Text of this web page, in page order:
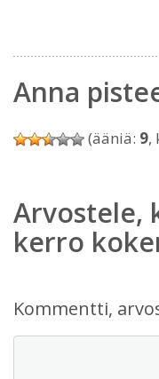
Anna
(ääniä: 9,
Arvostele,
kerro
Kommentti,